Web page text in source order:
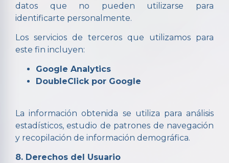
datos que no pueden utilizarse para
identificarte personalmente.
Los servicios de terceros que utilizamos para
este fin incluyen:
Google Analytics
DoubleClick por Google
La información obtenida se utiliza para análisis
estadísticos, estudio de patrones de navegación
y recopilación de información demográfica.
8. Derechos del Usuario